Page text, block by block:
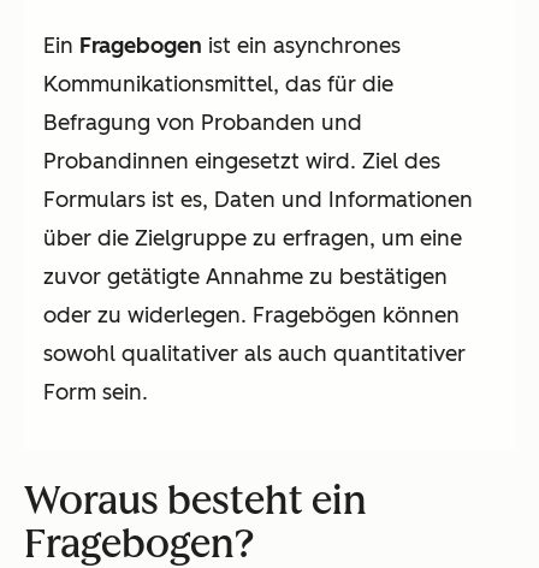
Ein Fragebogen ist ein asynchrones
Kommunikationsmittel, das für die
Befragung von Probanden und
Probandinnen eingesetzt wird. Ziel des
Formulars ist es, Daten und Informationen
über die Zielgruppe zu erfragen, um eine
zuvor getätigte Annahme zu bestätigen
oder zu widerlegen. Fragebögen können
sowohl qualitativer als auch quantitativer
Form sein.
Woraus besteht ein
Fragebogen?